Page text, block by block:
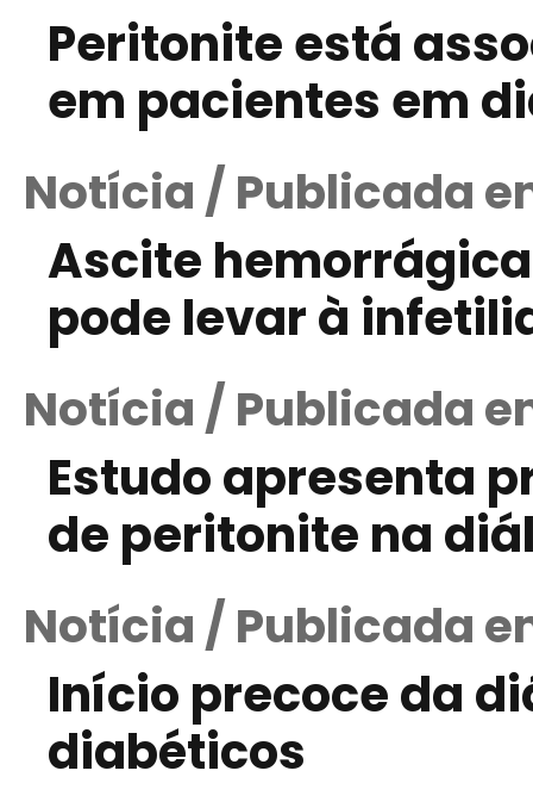
Peritonite está
em pacientes em
Notícia / Publicada
Ascite
pode levar à
Notícia / Publicada
Estudo apresenta
de peritonite na
Notícia / Publicada
Início precoce da
diabéticos